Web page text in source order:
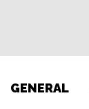
GENERAL